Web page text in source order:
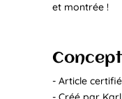
et montrée !
- Article